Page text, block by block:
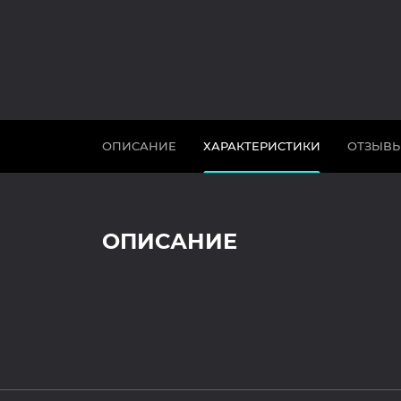
ОПИСАНИЕ ХАРАКТЕРИСТИКИ
ОПИСАНИЕ